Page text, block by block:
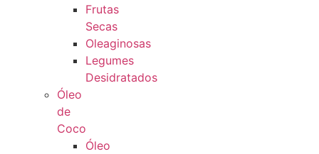
Frutas
Secas
Oleaginosas
Legumes
Desidratados
Óleo
de
Coco
Óleo